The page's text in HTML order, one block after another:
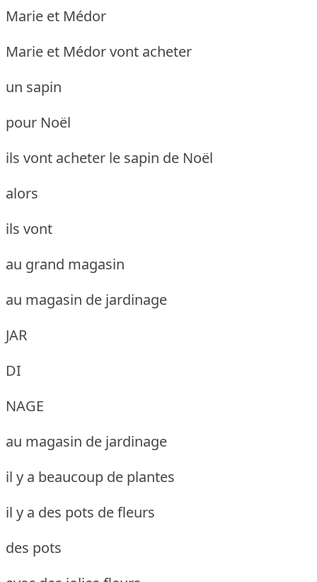
Marie et Médor
Marie et Médor vont acheter
un sapin
pour Noël
ils vont acheter le sapin de Noël
alors
ils vont
au grand magasin
au magasin de jardinage
JAR
DI
NAGE
au magasin de jardinage
il y a beaucoup de plantes
il y a des pots de fleurs
des pots